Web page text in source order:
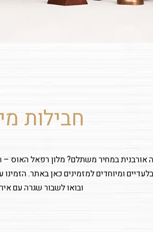
חבילות
במחיר משתלם? מלון רפאל האוס –
ומיוחדים למזמינים כאן באתר.
ובואו לשבור שגרה עם